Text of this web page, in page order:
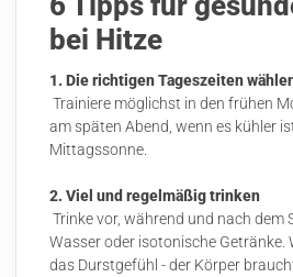
bei Hitze
1. Die richtigen Tageszeiten
Trainiere möglichst in den frühen
am späten Abend, wenn es kühler
Mittagssonne.
2. Viel und regelmäßig trinken
Trinke vor, während und nach dem
Wasser oder isotonische
das Durstgefühl - der Körper